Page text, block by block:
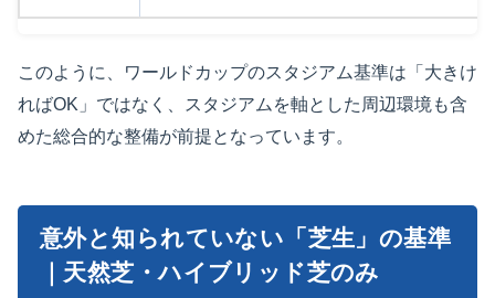
このように、ワールドカップのスタジアム基準は「大きけ
ればOK」ではなく、スタジアムを軸とした周辺環境も含
めた総合的な整備が前提となっています。
意外と知られていない「芝生」の基準
｜天然芝・ハイブリッド芝のみ